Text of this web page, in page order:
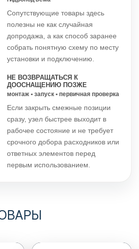
Сопутствующие товары здесь
полезны не как случайная
допродажа, а как способ заранее
собрать понятную схему по месту
установки и подключению.
НЕ ВОЗВРАЩАТЬСЯ К
ДООСНАЩЕНИЮ ПОЗЖЕ
монтаж • запуск • первичная проверка
Если закрыть смежные позиции
сразу, узел быстрее выходит в
рабочее состояние и не требует
срочного добора расходников или
ответных элементов перед
первым использованием.